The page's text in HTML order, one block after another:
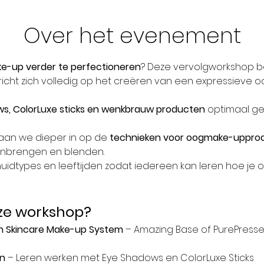
Over het evenement
up verder te perfectioneren? Deze vervolgworkshop
zich volledig op het creëren van een expressieve
ColorLuxe sticks en wenkbrauw producten optimaal
we dieper in op de technieken voor oogmake-
en blenden.
en leeftijden zodat iedereen kan leren hoe je
workshop?
Make-up System – Amazing Base of
– Leren werken met Eye Shadows en ColorLuxe Sticks